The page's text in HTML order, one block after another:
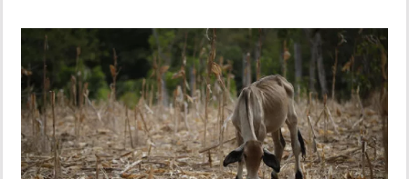
DEPORTES
MUNDO
INSÓLITAS